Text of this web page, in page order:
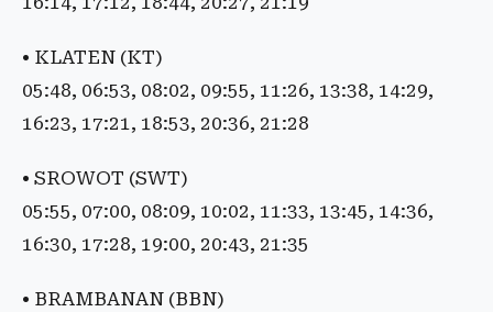
• KLATEN (KT)
05:48, 06:53, 08:02, 09:55, 11:26, 13:38, 14:29,
16:23, 17:21, 18:53, 20:36, 21:28
• SROWOT (SWT)
05:55, 07:00, 08:09, 10:02, 11:33, 13:45, 14:36,
16:30, 17:28, 19:00, 20:43, 21:35
• BRAMBANAN (BBN)